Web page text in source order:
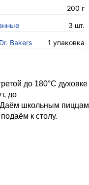
200 г
3 шт.
Bakers 1 упаковка
до 180°С духовке
до
школьным пиццам
к столу.